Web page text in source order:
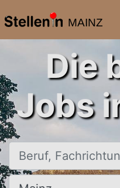
MAINZ
Die
Jobs
Beruf, Fachrichtung, Firma
Ort, Stadt